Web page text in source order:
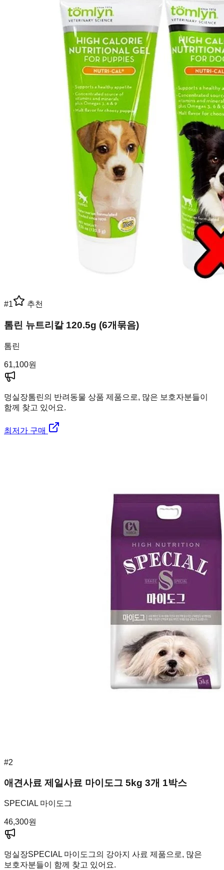
#1 추천
톰린 뉴트리칼 120.5g (6개묶음)
톰린
61,100원
멍실장톰린의 반려동물 상품 제품으로, 많은 보호자분들이
함께 찾고 있어요.
최저가 구매
#2
애견사료 제일사료 마이도그 5kg 3개 1박스
SPECIAL 마이도그
46,300원
멍실장SPECIAL 마이도그의 강아지 사료 제품으로, 많은
보호자분들이 함께 찾고 있어요.